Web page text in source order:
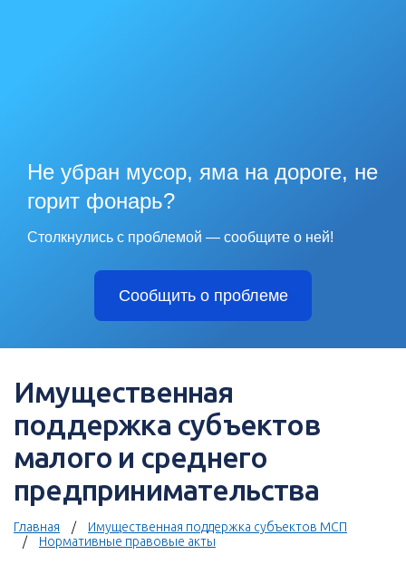
Не убран мусор, яма на дороге, не
горит фонарь?
Столкнулись с проблемой — сообщите о ней!
Сообщить о проблеме
Имущественная
поддержка субъектов
малого и среднего
предпринимательства
Главная
Имущественная поддержка субъектов МСП
Нормативные правовые акты